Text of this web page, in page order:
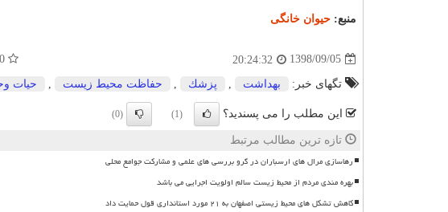
منبع: حیوان خانگی
1398/09/05
20:24:32
5.0 / 5
تگهای خبر: بهداشت پزشك حفاظت محیط زیست حیات
این مطلب را می پسندید؟ (1)
(0)
تازه ترین مطالب مرتبط
رهاسازی مرال های ارسباران در گرو بررسی های علمی و مشارکت جوامع محلی
بهره مندی مردم از محیط زیست سالم اولویت اجرایی می باشد
کاهش تشکل های محیط زیستی اصفهان به ۲۱ مورد استانداری قول حمایت داد